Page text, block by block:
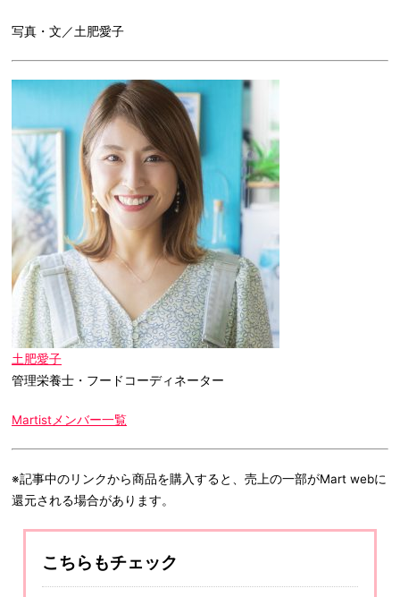
写真・文／土肥愛子
土肥愛子
管理栄養士・フードコーディネーター
Martistメンバー一覧
※記事中のリンクから商品を購入すると、売上の一部がMart webに
還元される場合があります。
こちらもチェック